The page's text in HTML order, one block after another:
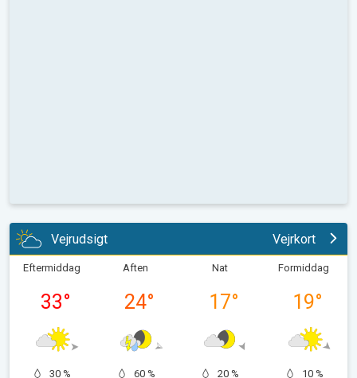
Vejrudsigt Vejrkort
Eftermiddag
33°
30 %
Aften
24°
60 %
Nat
17°
20 %
Formiddag
19°
10 %